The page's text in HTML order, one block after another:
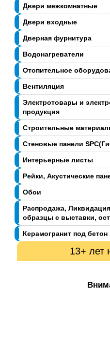
Двери межкомнатные
Двери входные
Дверная фурнитура
Водонагреватели
Отопительное
Вентиляция
Электротовары и
продукция
Строительные
Стеновые панели
Интерьерные листы
Рейки, Акустические
Обои
Распродажа,
образцы с выставки,
Керамогранит под бетон
13+ лет